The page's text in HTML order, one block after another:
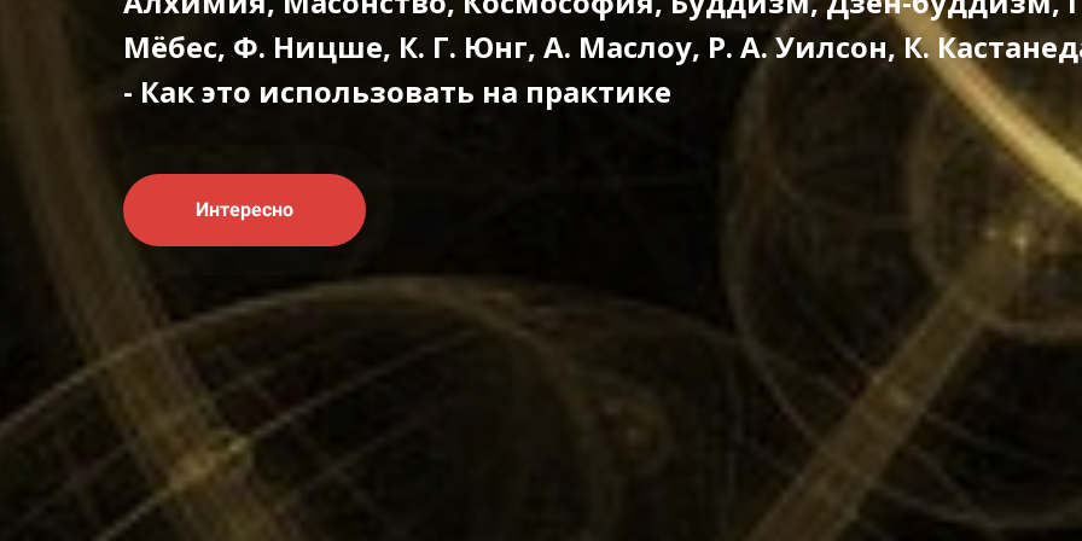
Мёбес, Ф. Ницше, К. Г. Юнг, А. Маслоу, Р. А. Уилсон, К.
- Как это использовать на практике
Интересно